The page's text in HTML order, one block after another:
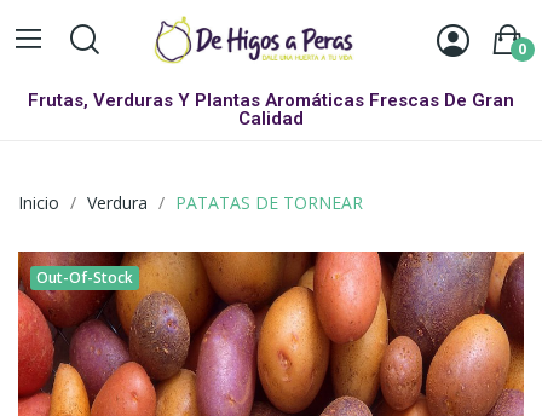
0
Frutas, Verduras Y Plantas Aromáticas Frescas De Gran
Calidad
Inicio Verdura PATATAS DE TORNEAR
Out-Of-Stock